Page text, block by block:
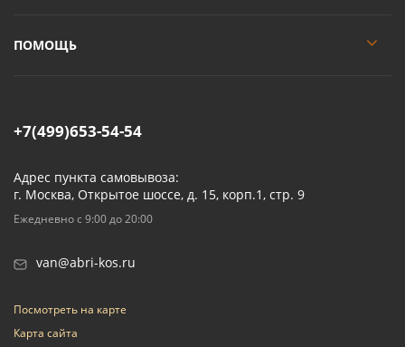
ПОМОЩЬ
+7(499)653-54-54
Адрес пункта самовывоза:
г. Москва, Открытое шоссе, д. 15, корп.1, стр. 9
Ежедневно с 9:00 до 20:00
van@abri-kos.ru
Посмотреть на карте
Карта сайта